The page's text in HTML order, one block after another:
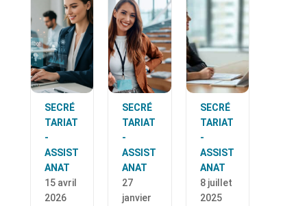
SECRÉ
TARIAT
-
ASSIST
ANAT
15 avril
2026
SECRÉ
TARIAT
-
ASSIST
ANAT
27
janvier
SECRÉ
TARIAT
-
ASSIST
ANAT
8 juillet
2025